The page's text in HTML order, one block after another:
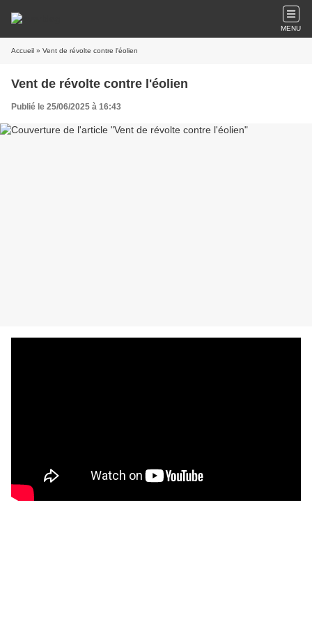
MENU
Accueil » Vent de révolte contre l'éolien
Vent de révolte contre l'éolien
Publié le 25/06/2025 à 16:43